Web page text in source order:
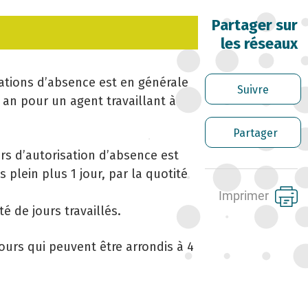
LES AGENTS CONTRACTUELS
ET PRÉVENTION DES RISQUES
d’absence est en générale
pour un agent travaillant à
d’autorisation d’absence est
plein plus 1 jour, par la quotité
de jours travaillés.
qui peuvent être arrondis à 4
Partager sur
les réseaux
Suivre
Partager
Imprimer